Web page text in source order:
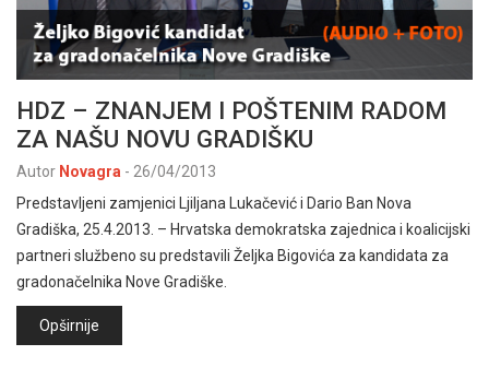
HDZ – ZNANJEM I POŠTENIM RADOM
ZA NAŠU NOVU GRADIŠKU
Autor Novagra - 26/04/2013
Predstavljeni zamjenici Ljiljana Lukačević i Dario Ban Nova
Gradiška, 25.4.2013. – Hrvatska demokratska zajednica i koalicijski
partneri službeno su predstavili Željka Bigovića za kandidata za
gradonačelnika Nove Gradiške.
Opširnije